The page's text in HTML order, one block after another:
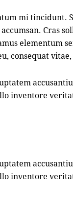
mi tincidunt.
Cras
elementum
consequat
inventore
inventore